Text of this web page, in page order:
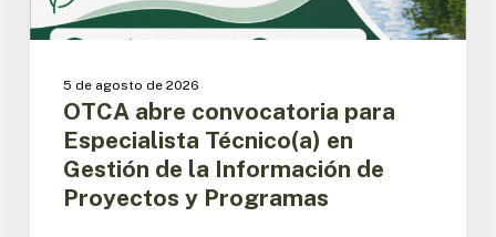
de
Programas
5 de agosto de 2026
OTCA abre convocatoria para
Especialista Técnico(a) en
Gestión de la Información de
Proyectos y Programas